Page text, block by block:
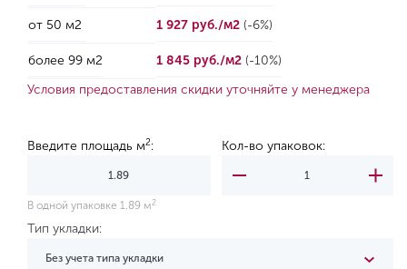
от 50 м2 1 927 руб./м2 (-6%)
более 99 м2 1 845 руб./м2 (-10%)
Условия предоставления скидки уточняйте у менеджера
Введите площадь м2: Кол-во упаковок:
В одной упаковке 1.89 м 2
Тип укладки:
Без учета типа укладки